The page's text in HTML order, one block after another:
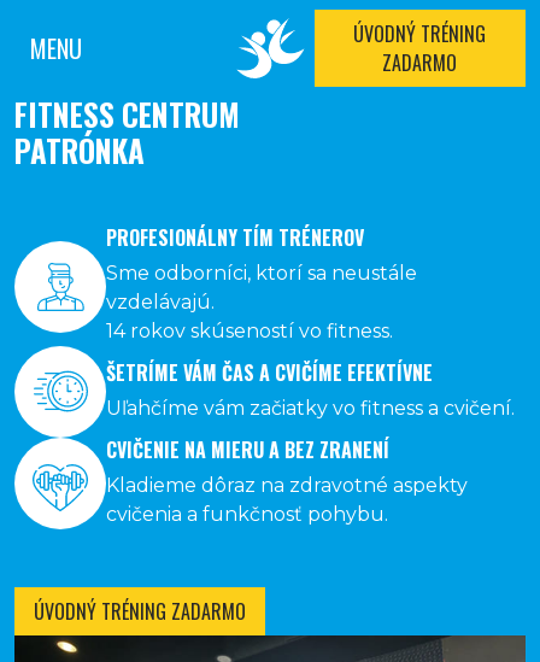
MENU
ÚVODNÝ TRÉNING
ZADARMO
FITNESS CENTRUM
PATRÓNKA
PROFESIONÁLNY TÍM TRÉNEROV
Sme odborníci, ktorí sa neustále
vzdelávajú.
14 rokov skúseností vo fitness.
ŠETRÍME VÁM ČAS A CVIČÍME EFEKTÍVNE
Uľahčíme vám začiatky vo fitness a cvičení.
CVIČENIE NA MIERU A BEZ ZRANENÍ
Kladieme dôraz na zdravotné aspekty
cvičenia a funkčnosť pohybu.
ÚVODNÝ TRÉNING ZADARMO